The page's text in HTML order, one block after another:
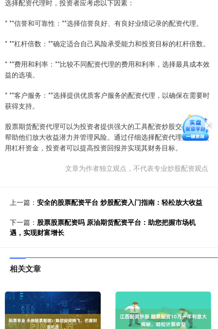
选择配资代理时，投资者应考虑以下因素：
* **信誉和可靠性：**选择信誉良好、有良好业绩记录的配资代理。
* **杠杆倍数：**确定适合自己风险承受能力和投资目标的杠杆倍数。
* **费用和利率：**比较不同配资代理的费用和利率，选择最具成本效
益的选项。
* **客户服务：**选择提供优质客户服务的配资代理，以确保在需要时
获得支持。
股票期货配资代理可以为投资者提供强大的工具配资炒股交易网站，
帮助他们放大收益潜力并管理风险。通过仔细选择配资代理并谨慎使
用杠杆资金，投资者可以提高投资回报并实现其财务目标。
文章为作者独立观点，不代表专业炒股配资观点
上一篇： 安全的股票配资平台 炒股配资入门指南：轻松放大收益
下一篇： 股票股票配资吗 原油期货配资平台：助您把握市场机
遇，实现财富增长
相关文章